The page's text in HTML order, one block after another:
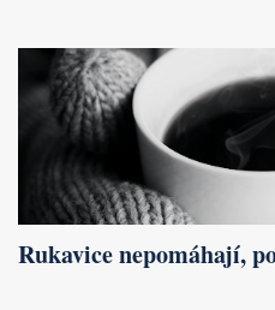
Rukavice nepomáhají,